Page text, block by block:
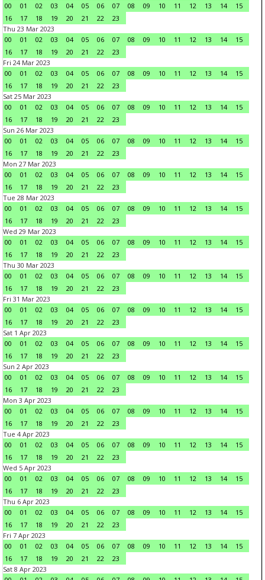
00
01 02 03 04 05 06 07 08 09 10 11 12 13 14
15
16
17 18 19 20 21 22
23
Thu 23 Mar 2023
00
01 02 03 04 05 06 07 08 09 10 11 12 13 14
15
16
17 18 19 20 21 22
23
Fri 24 Mar 2023
00
01 02 03 04 05 06 07 08 09 10 11 12 13 14
15
16
17 18 19 20 21 22
23
Sat 25 Mar 2023
00
01 02 03 04 05 06 07 08 09 10 11 12 13 14
15
16
17 18 19 20 21 22
23
Sun 26 Mar 2023
00
01 02 03 04 05 06 07 08 09 10 11 12 13 14
15
16
17 18 19 20 21 22
23
Mon 27 Mar 2023
00
01 02 03 04 05 06 07 08 09 10 11 12 13 14
15
16
17 18 19 20 21 22
23
Tue 28 Mar 2023
00
01 02 03 04 05 06 07 08 09 10 11 12 13 14
15
16
17 18 19 20 21 22
23
Wed 29 Mar 2023
00
01 02 03 04 05 06 07 08 09 10 11 12 13 14
15
16
17 18 19 20 21 22
23
Thu 30 Mar 2023
00
01 02 03 04 05 06 07 08 09 10 11 12 13 14
15
16
17 18 19 20 21 22
23
Fri 31 Mar 2023
00
01 02 03 04 05 06 07 08 09 10 11 12 13 14
15
16
17 18 19 20 21 22
23
Sat 1 Apr 2023
00
01 02 03 04 05 06 07 08 09 10 11 12 13 14
15
16
17 18 19 20 21 22
23
Sun 2 Apr 2023
00
01 02 03 04 05 06 07 08 09 10 11 12 13 14
15
16
17 18 19 20 21 22
23
Mon 3 Apr 2023
00
01 02 03 04 05 06 07 08 09 10 11 12 13 14
15
16
17 18 19 20 21 22
23
Tue 4 Apr 2023
00
01 02 03 04 05 06 07 08 09 10 11 12 13 14
15
16
17 18 19 20 21 22
23
Wed 5 Apr 2023
00
01 02 03 04 05 06 07 08 09 10 11 12 13 14
15
16
17 18 19 20 21 22
23
Thu 6 Apr 2023
00
01 02 03 04 05 06 07 08 09 10 11 12 13 14
15
16
17 18 19 20 21 22
23
Fri 7 Apr 2023
00
01 02 03 04 05 06 07 08 09 10 11 12 13 14
15
16
17 18 19 20 21 22
23
Sat 8 Apr 2023